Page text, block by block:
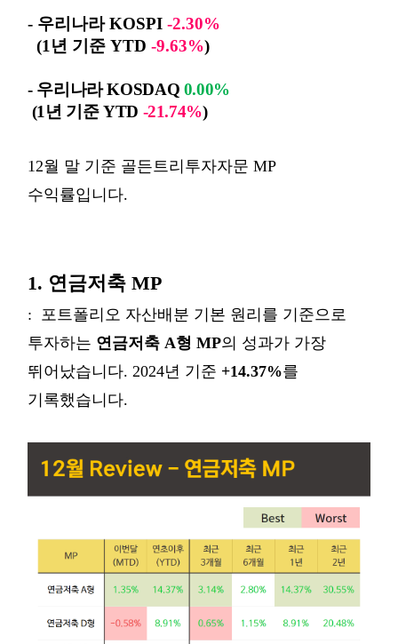
- 우리나라KOSPI -2.30%
(1 년 기준 YTD -9.63%)
- 우리나라KOSDAQ 0.00%
(1 년 기준YTD -21.74%)
12월 말 기준 골든트리투자자문 MP
수익률입니다.
1. 연금저축 MP
: 포트폴리오 자산배분 기본 원리를 기준으로
투자하는 연금저축 A형 MP의 성과가 가장
뛰어났습니다. 2024년 기준 +14.37%를
기록했습니다.